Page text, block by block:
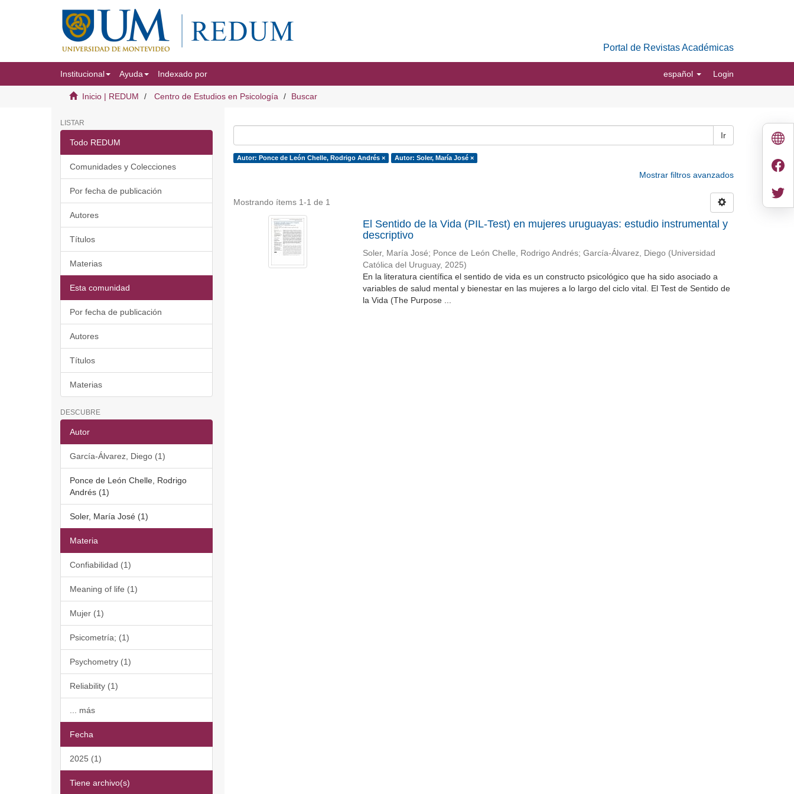
Portal de Revistas Académicas
Institucional Ayuda Indexado por español Login
Inicio | REDUM Centro de Estudios en Psicología Buscar
LISTAR
Todo REDUM
Comunidades y Colecciones
Por fecha de publicación
Autores
Títulos
Materias
Esta comunidad
Por fecha de publicación
Autores
Títulos
Materias
DESCUBRE
Autor
García-Álvarez, Diego (1)
Ponce de León Chelle, Rodrigo
Andrés (1)
Soler, María José (1)
Materia
Confiabilidad (1)
Meaning of life (1)
Mujer (1)
Psicometría; (1)
Psychometry (1)
Reliability (1)
... más
Fecha
2025 (1)
Tiene archivo(s)
Ir
Autor: Ponce de León Chelle, Rodrigo Andrés × Autor: Soler, María José ×
Mostrar filtros avanzados
Mostrando ítems 1-1 de 1
El Sentido de la Vida (PIL-Test) en mujeres uruguayas: estudio instrumental y
descriptivo
Soler, María José; Ponce de León Chelle, Rodrigo Andrés; García-Álvarez, Diego (Universidad
Católica del Uruguay, 2025)
En la literatura científica el sentido de vida es un constructo psicológico que ha sido asociado a
variables de salud mental y bienestar en las mujeres a lo largo del ciclo vital. El Test de Sentido de
la Vida (The Purpose ...